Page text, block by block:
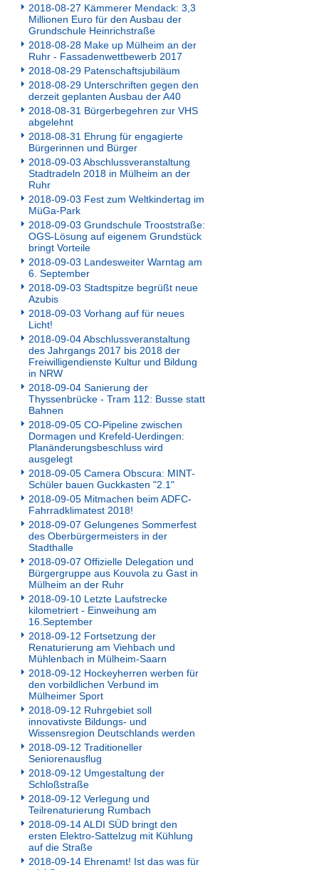
2018-08-27 Kämmerer Mendack: 3,3
Millionen Euro für den Ausbau der
Grundschule Heinrichstraße
2018-08-28 Make up Mülheim an der
Ruhr - Fassadenwettbewerb 2017
2018-08-29 Patenschaftsjubiläum
2018-08-29 Unterschriften gegen den
derzeit geplanten Ausbau der A40
2018-08-31 Bürgerbegehren zur VHS
abgelehnt
2018-08-31 Ehrung für engagierte
Bürgerinnen und Bürger
2018-09-03 Abschlussveranstaltung
Stadtradeln 2018 in Mülheim an der
Ruhr
2018-09-03 Fest zum Weltkindertag im
MüGa-Park
2018-09-03 Grundschule Trooststraße:
OGS-Lösung auf eigenem Grundstück
bringt Vorteile
2018-09-03 Landesweiter Warntag am
6. September
2018-09-03 Stadtspitze begrüßt neue
Azubis
2018-09-03 Vorhang auf für neues
Licht!
2018-09-04 Abschlussveranstaltung
des Jahrgangs 2017 bis 2018 der
Freiwilligendienste Kultur und Bildung
in NRW
2018-09-04 Sanierung der
Thyssenbrücke - Tram 112: Busse statt
Bahnen
2018-09-05 CO-Pipeline zwischen
Dormagen und Krefeld-Uerdingen:
Planänderungsbeschluss wird
ausgelegt
2018-09-05 Camera Obscura: MINT-
Schüler bauen Guckkasten "2.1"
2018-09-05 Mitmachen beim ADFC-
Fahrradklimatest 2018!
2018-09-07 Gelungenes Sommerfest
des Oberbürgermeisters in der
Stadthalle
2018-09-07 Offizielle Delegation und
Bürgergruppe aus Kouvola zu Gast in
Mülheim an der Ruhr
2018-09-10 Letzte Laufstrecke
kilometriert - Einweihung am
16.September
2018-09-12 Fortsetzung der
Renaturierung am Viehbach und
Mühlenbach in Mülheim-Saarn
2018-09-12 Hockeyherren werben für
den vorbildlichen Verbund im
Mülheimer Sport
2018-09-12 Ruhrgebiet soll
innovativste Bildungs- und
Wissensregion Deutschlands werden
2018-09-12 Traditioneller
Seniorenausflug
2018-09-12 Umgestaltung der
Schloßstraße
2018-09-12 Verlegung und
Teilrenaturierung Rumbach
2018-09-14 ALDI SÜD bringt den
ersten Elektro-Sattelzug mit Kühlung
auf die Straße
2018-09-14 Ehrenamt! Ist das was für